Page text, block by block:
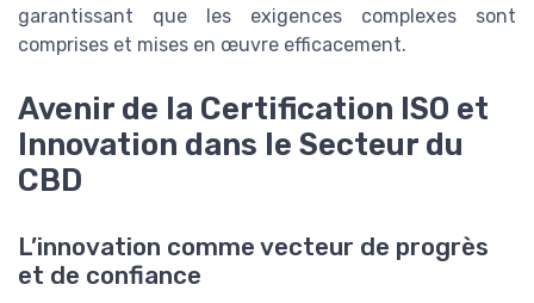
garantissant que les exigences complexes sont
comprises et mises en œuvre efficacement.
Avenir de la Certification ISO et
Innovation dans le Secteur du
CBD
L’innovation comme vecteur de progrès
et de confiance